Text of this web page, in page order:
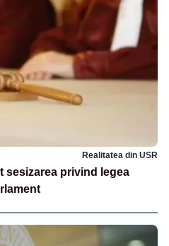
Realitatea din USR
sesizarea privind legea